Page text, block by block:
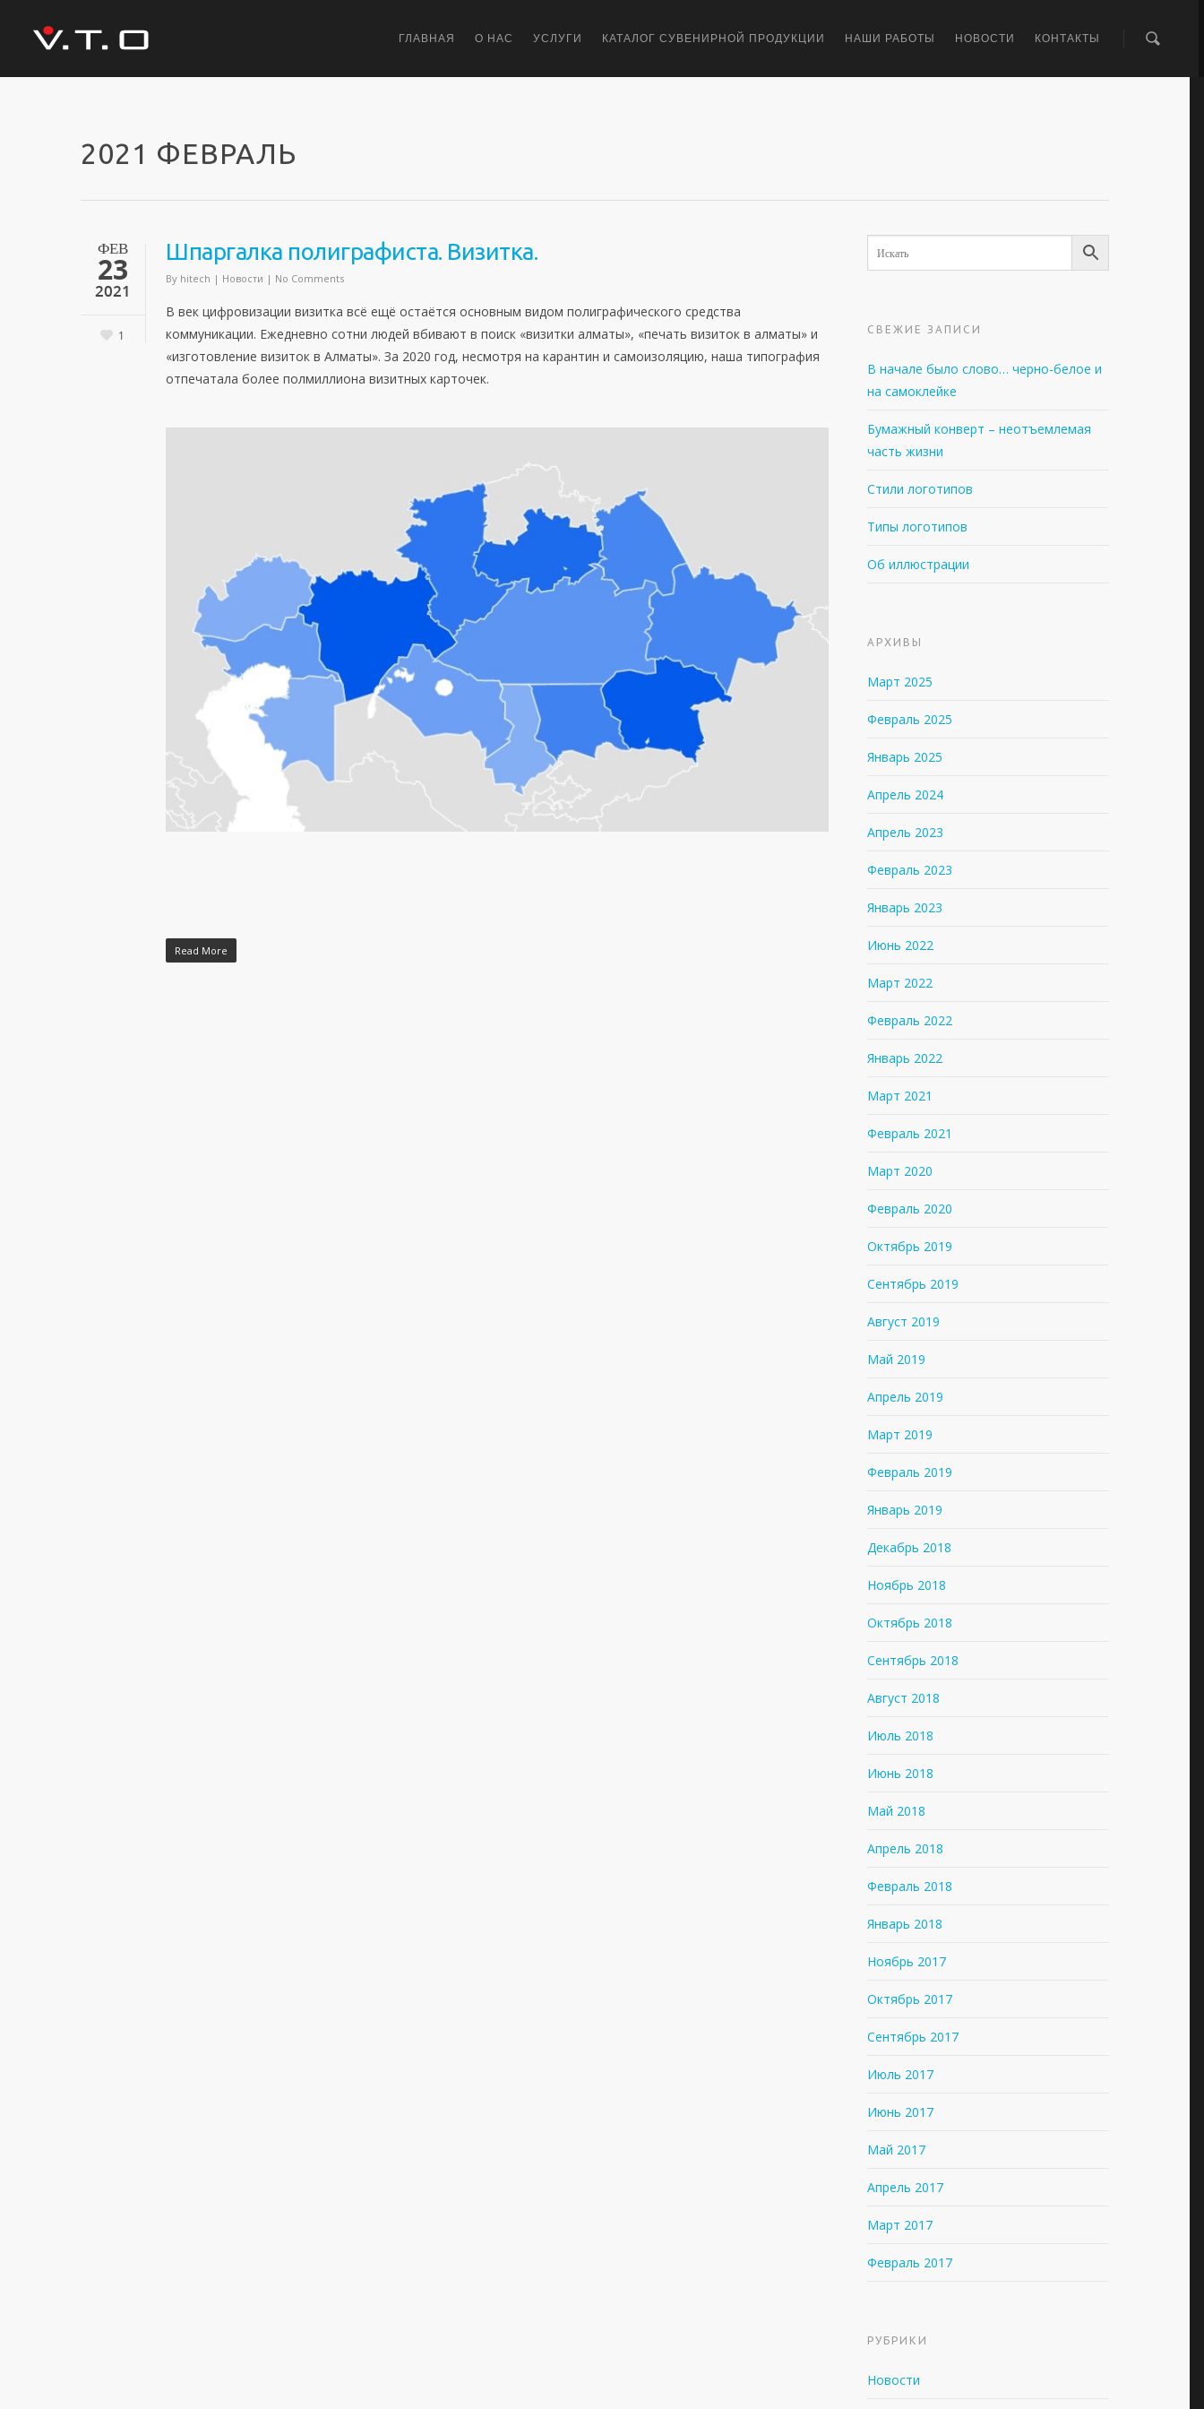
ГЛАВНАЯ О НАС УСЛУГИ КАТАЛОГ СУВЕНИРНОЙ ПРОДУКЦИИ НАШИ РАБОТЫ НОВОСТИ КОНТАКТЫ
2021 ФЕВРАЛЬ
ФЕВ
23
2021
1
Шпаргалка полиграфиста. Визитка.
By hitech | Новости | No Comments
В век цифровизации визитка всё ещё остаётся основным видом полиграфического средства
коммуникации. Ежедневно сотни людей вбивают в поиск «визитки алматы», «печать визиток в алматы» и
«изготовление визиток в Алматы». За 2020 год, несмотря на карантин и самоизоляцию, наша типография
отпечатала более полмиллиона визитных карточек.
Read More
СВЕЖИЕ ЗАПИСИ
В начале было слово… черно-белое и
на самоклейке
Бумажный конверт – неотъемлемая
часть жизни
Стили логотипов
Типы логотипов
Об иллюстрации
АРХИВЫ
Март 2025
Февраль 2025
Январь 2025
Апрель 2024
Апрель 2023
Февраль 2023
Январь 2023
Июнь 2022
Март 2022
Февраль 2022
Январь 2022
Март 2021
Февраль 2021
Март 2020
Февраль 2020
Октябрь 2019
Сентябрь 2019
Август 2019
Май 2019
Апрель 2019
Март 2019
Февраль 2019
Январь 2019
Декабрь 2018
Ноябрь 2018
Октябрь 2018
Сентябрь 2018
Август 2018
Июль 2018
Июнь 2018
Май 2018
Апрель 2018
Февраль 2018
Январь 2018
Ноябрь 2017
Октябрь 2017
Сентябрь 2017
Июль 2017
Июнь 2017
Май 2017
Апрель 2017
Март 2017
Февраль 2017
РУБРИКИ
Новости